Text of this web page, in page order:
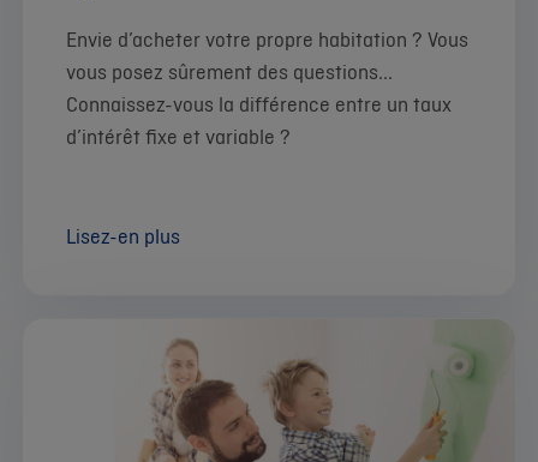
Envie d’acheter votre propre habitation ? Vous
vous posez sûrement des questions...
Connaissez-vous la différence entre un taux
d’intérêt fixe et variable ?
Lisez-en plus